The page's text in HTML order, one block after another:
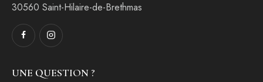
30560 Saint-Hilaire-de-Brethmas
UNE QUESTION ?